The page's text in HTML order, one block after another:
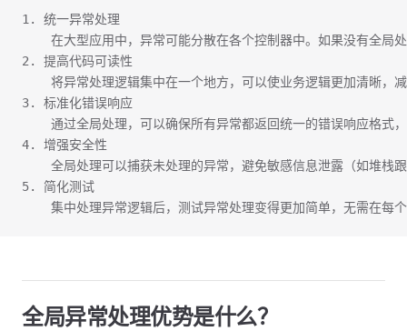
1. 统一异常处理
在大型应用中，异常可能分散在各个控制器中。如果没有全局
2. 提高代码可读性
将异常处理逻辑集中在一个地方，可以使业务逻辑更加清晰，
3. 标准化错误响应
通过全局处理，可以确保所有异常都返回统一的错误响应格式
4. 增强安全性
全局处理可以捕获未处理的异常，避免敏感信息泄露（如堆栈
5. 简化测试
集中处理异常逻辑后，测试异常处理变得更加简单，无需在每
全局异常处理优势是什么？